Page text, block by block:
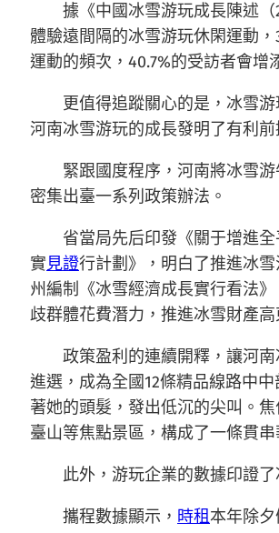
據《中國冰雪游玩成長陳述
體驗遠間隔的冰雪游玩休閑運動，
運動的頻次，40.7%的受訪者會增
更值得追蹤關心的是，冰雪
河南冰雪游玩的成長發明了有利前
緊跟國度程序，河南將冰雪
密集出臺一系列政策辦法。
省當局先后印發《關于增進
實見證行計劃》，明白了推進冰
州編制《冰雪經濟成長實行看法
歧群體花費潛力，推進冰雪財產高
政策盈利的連續開釋，讓河
進選，成為全國12條精品線路中
著她的頭髮，發出低沉的尖叫。
臺山等焦點景區，構成了一條貫
此外，游玩企業的數據印證
攜程數據顯示， 時租本年除